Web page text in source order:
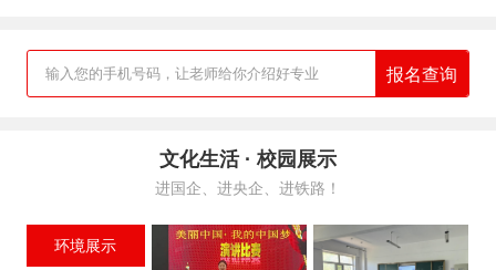
输入您的手机号码，让老师给你介绍好专业 报名查询
文化生活 · 校园展示
进国企、进央企、进铁路！
环境展示